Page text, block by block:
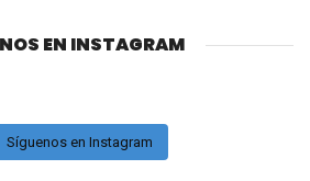
EN INSTAGRAM
Síguenos en Instagram